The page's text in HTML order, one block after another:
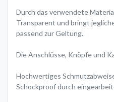
Durch das verwendete
Transparent und bringt
passend zur Geltung.
Die Anschlüsse, Knöpfe und
Hochwertiges
Schockproof durch